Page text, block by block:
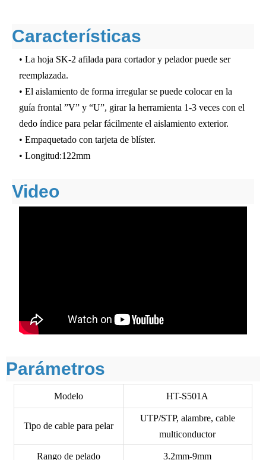
Características
• La hoja SK-2 afilada para cortador y pelador puede ser
reemplazada.
• El aislamiento de forma irregular se puede colocar en la
guía frontal ”V” y “U”, girar la herramienta 1-3 veces con el
dedo índice para pelar fácilmente el aislamiento exterior.
• Empaquetado con tarjeta de blíster.
• Longitud:122mm
Video
Parámetros
Modelo HT-S501A
Tipo de cable para pelar
UTP/STP, alambre, cable
multiconductor
Rango de pelado 3.2mm-9mm